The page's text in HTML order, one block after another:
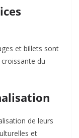
et billets sont
du
de leurs
et